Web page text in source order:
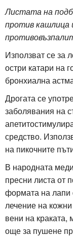
Листата на
против кашлица
Използват се за
остри катари на
бронхиална
Дрогата се
заболявания на
средство.
на пикочните
В народната
пресни листа от
формата на лапи
лечение на
вени на краката,
още за пушене